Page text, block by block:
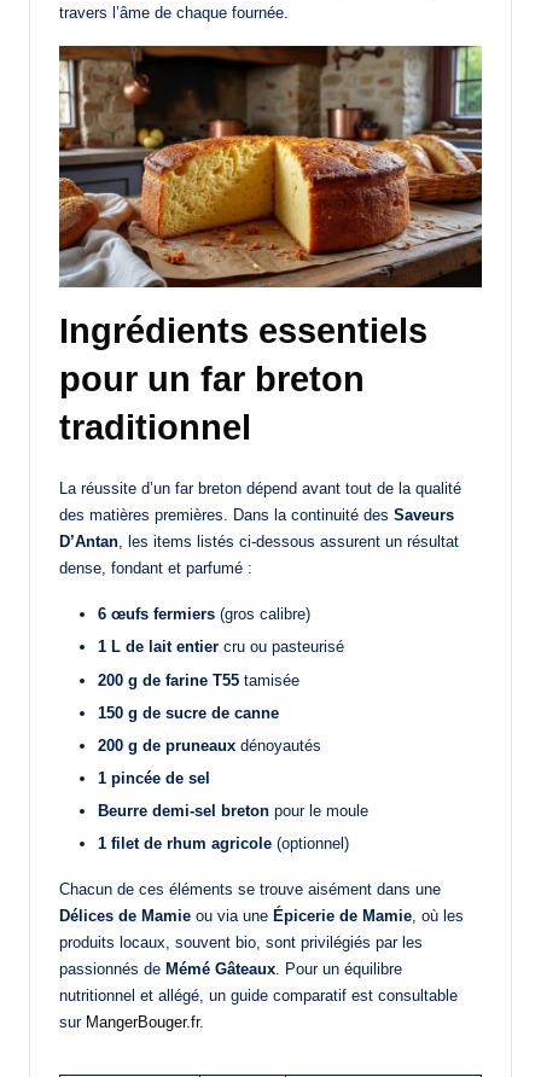
travers l’âme de chaque fournée.
Ingrédients essentiels
pour un far breton
traditionnel
La réussite d’un far breton dépend avant tout de la qualité
des matières premières. Dans la continuité des Saveurs
D’Antan, les items listés ci-dessous assurent un résultat
dense, fondant et parfumé :
6 œufs fermiers (gros calibre)
1 L de lait entier cru ou pasteurisé
200 g de farine T55 tamisée
150 g de sucre de canne
200 g de pruneaux dénoyautés
1 pincée de sel
Beurre demi-sel breton pour le moule
1 filet de rhum agricole (optionnel)
Chacun de ces éléments se trouve aisément dans une
Délices de Mamie ou via une Épicerie de Mamie, où les
produits locaux, souvent bio, sont privilégiés par les
passionnés de Mémé Gâteaux. Pour un équilibre
nutritionnel et allégé, un guide comparatif est consultable
sur MangerBouger.fr.